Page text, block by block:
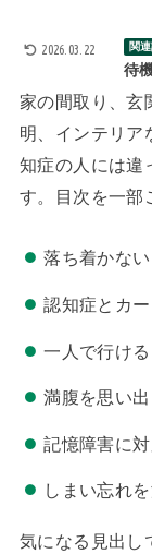
関
待
2026.03.22
家の間取り、玄
明、インテリア
知症の人には違
す。目次を一部
落ち着かな
認知症とカ
一人で行け
満腹を思い
記憶障害に
しまい忘れ
気になる見出